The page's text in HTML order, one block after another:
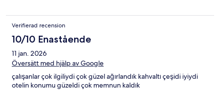
Verifierad recension
10/10 Enastående
11 jan. 2026
Översätt med hjälp av Google
çalışanlar çok ilgiliydi çok güzel ağırlandık kahvaltı çeşidi iyiydi
otelin konumu güzeldi çok memnun kaldık